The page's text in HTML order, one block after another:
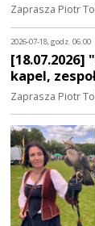
Zaprasza Piotr
2026-07-18, godz. 06:00
kapel,
Zaprasza Piotr